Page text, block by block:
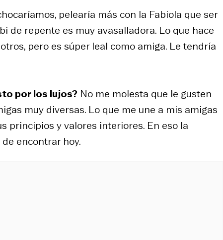
pelearía más con la Fabiola que ser
de repente es muy avasalladora. Lo que hace
pero es súper leal como amiga. Le tendría
por los lujos? No me molesta que le gusten
muy diversas. Lo que me une a mis amigas
principios y valores interiores. En eso la
encontrar hoy.